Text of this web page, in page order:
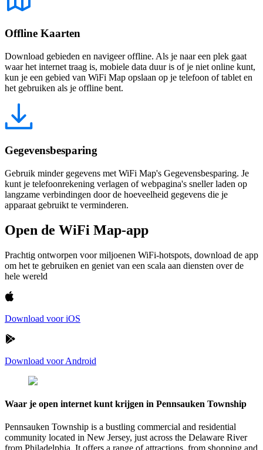
Offline Kaarten
Download gebieden en navigeer offline. Als je naar een plek gaat
waar het internet traag is, mobiele data duur is of je niet online kunt,
kun je een gebied van WiFi Map opslaan op je telefoon of tablet en
het gebruiken als je offline bent.
Gegevensbesparing
Gebruik minder gegevens met WiFi Map's Gegevensbesparing. Je
kunt je telefoonrekening verlagen of webpagina's sneller laden op
langzame verbindingen door de hoeveelheid gegevens die je
apparaat gebruikt te verminderen.
Open de WiFi Map-app
Prachtig ontworpen voor miljoenen WiFi-hotspots, download de app
om het te gebruiken en geniet van een scala aan diensten over de
hele wereld
Download voor iOS
Download voor Android
Waar je open internet kunt krijgen in Pennsauken Township
Pennsauken Township is a bustling commercial and residential
community located in New Jersey, just across the Delaware River